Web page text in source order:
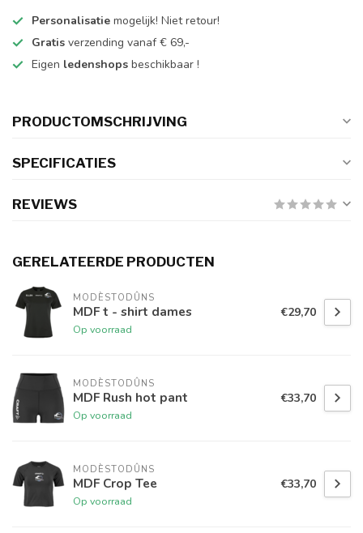
Personalisatie mogelijk! Niet retour!
Gratis verzending vanaf € 69,-
Eigen ledenshops beschikbaar !
PRODUCTOMSCHRIJVING
SPECIFICATIES
REVIEWS
GERELATEERDE PRODUCTEN
MODÈSTODÛNS
MDF t - shirt dames
Op voorraad
€29,70
MODÈSTODÛNS
MDF Rush hot pant
Op voorraad
€33,70
MODÈSTODÛNS
MDF Crop Tee
Op voorraad
€33,70